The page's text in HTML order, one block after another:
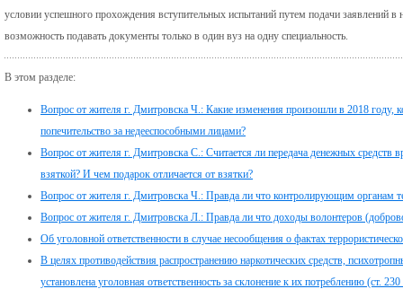
условии успешного прохождения вступительных испытаний путем подачи заявлений в
возможность подавать документы только в один вуз на одну специальность.
В этом разделе:
Вопрос от жителя г. Дмитровска Ч.: Какие изменения произошли в 2018 году,
попечительство за недееспособными лицами?
Вопрос от жителя г. Дмитровска С.: Считается ли передача денежных средств
взяткой? И чем подарок отличается от взятки?
Вопрос от жителя г. Дмитровска Ч.: Правда ли что контролирующим органам
Вопрос от жителя г. Дмитровска Л.: Правда ли что доходы волонтеров
Об уголовной ответственности в случае несообщения о фактах
В целях противодействия распространению наркотических средств,
установлена уголовная ответственность за склонение к их потреблению (ст.